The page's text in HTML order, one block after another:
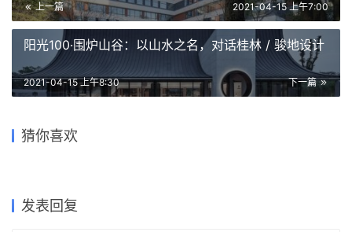
上一篇 2021-04-15 上午7:00
阳光100·围炉山谷：以山水之名，对话桂林 / 骏地设计
下一篇
2021-04-15 上午8:30
猜你喜欢
Kodikara住宅
吉首中驰·湘郡礼德学校（一
小地块的“极限”延展：狭缝住
发表回复